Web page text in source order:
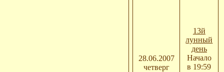
13й
лунный
день
Начало
в 19:59
28.06.2007
четверг